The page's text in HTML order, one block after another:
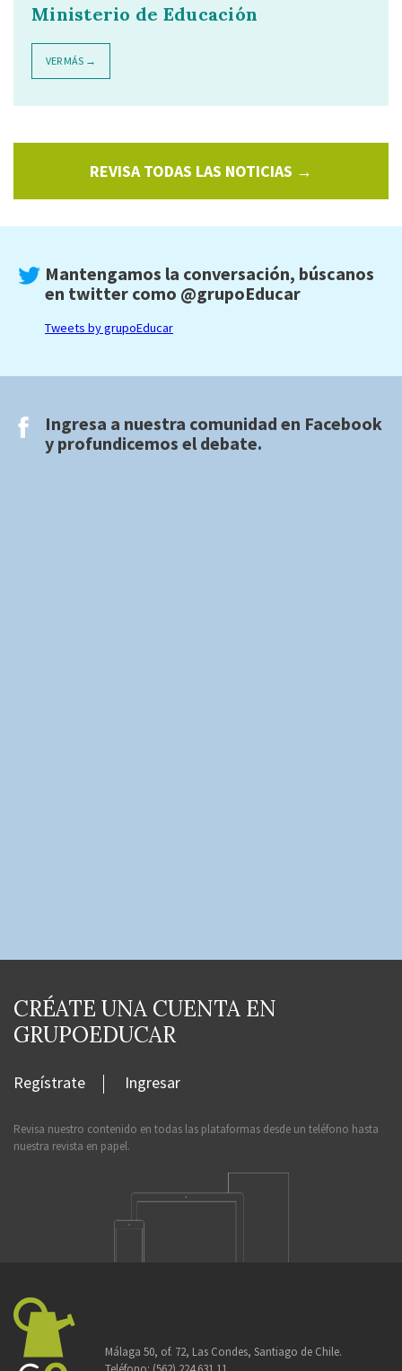
Ministerio de Educación
VER MÁS →
REVISA TODAS LAS NOTICIAS →
Mantengamos la conversación, búscanos
en twitter como @grupoEducar
Tweets by grupoEducar
Ingresa a nuestra comunidad en Facebook
y profundicemos el debate.
CRÉATE UNA CUENTA EN
GRUPOEDUCAR
Regístrate Ingresar
Revisa nuestro contenido en todas las plataformas desde un teléfono hasta
nuestra revista en papel.
Málaga 50, of. 72, Las Condes, Santiago de Chile.